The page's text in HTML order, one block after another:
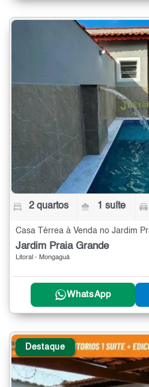
2 quartos 1 suíte
Jardim Praia Grande
Litoral - Mongaguá
WhatsApp
Destaque